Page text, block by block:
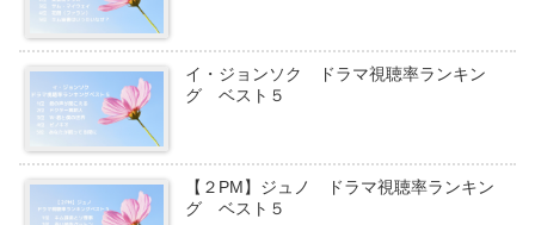
イ・ジョンソク ドラマ視聴率ランキン
グ ベスト５
【２PM】ジュノ ドラマ視聴率ランキン
グ ベスト５